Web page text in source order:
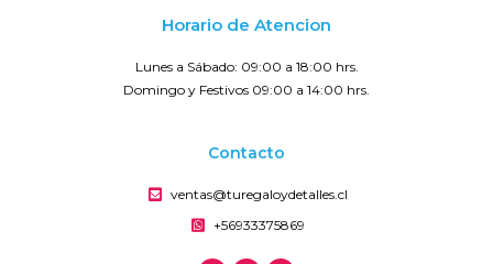
Horario de Atencion
Lunes a Sábado: 09:00 a 18:00 hrs.
Domingo y Festivos 09:00 a 14:00 hrs.
Contacto
ventas@turegaloydetalles.cl
+56933375869